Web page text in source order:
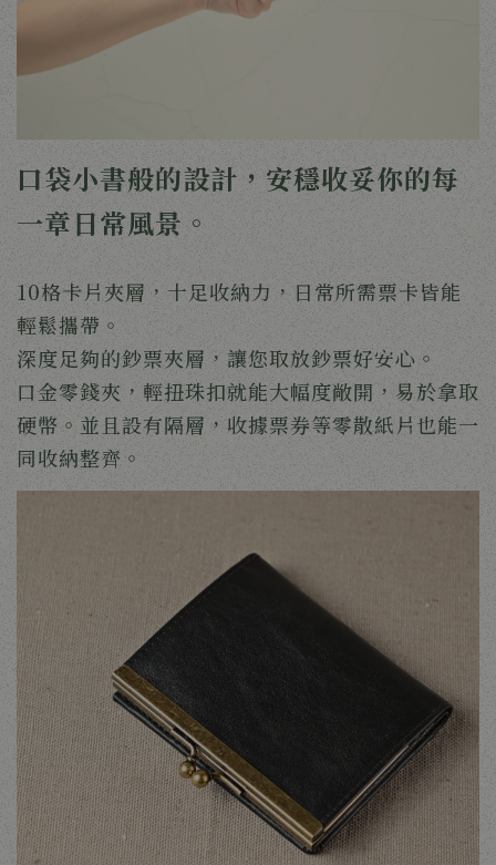
口袋小書般的設計，安穩收妥你的每
一章日常風景。
10格卡片夾層，十足收納力，日常所需票卡皆能
輕鬆攜帶。
深度足夠的鈔票夾層，讓您取放鈔票好安心。
口金零錢夾，輕扭珠扣就能大幅度敞開，易於拿取
硬幣。並且設有隔層，收據票券等零散紙片也能一
同收納整齊。